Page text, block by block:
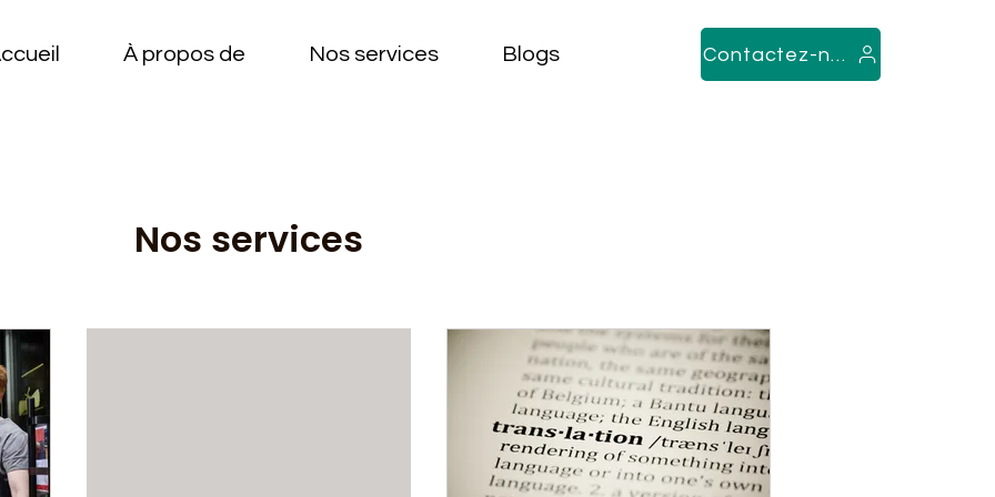
À propos de Nos services Blogs Contactez-nous
Nos services